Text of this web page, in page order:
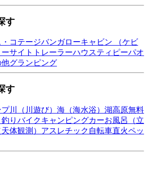
す
コテージバンガローキャビン （ケビ
サイト トレーラーハウスティピーパオ
他グランピング
す
プ川（川遊び） 海（海水浴） 湖高原無料
釣り バイクキャンピングカーお風呂（立
体観測） アスレチック 自転車直火ペッ